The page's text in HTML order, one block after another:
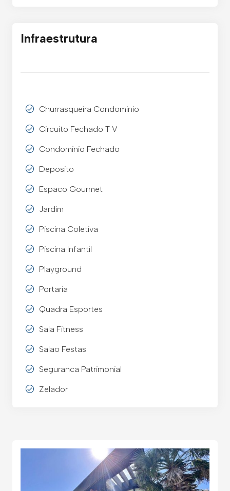
Infraestrutura
Churrasqueira Condominio
Circuito Fechado T V
Condominio Fechado
Deposito
Espaco Gourmet
Jardim
Piscina Coletiva
Piscina Infantil
Playground
Portaria
Quadra Esportes
Sala Fitness
Salao Festas
Seguranca Patrimonial
Zelador